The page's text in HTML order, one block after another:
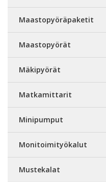
Maastopyöräpaketit
Maastopyörät
Mäkipyörät
Matkamittarit
Minipumput
Monitoimityökalut
Mustekalat